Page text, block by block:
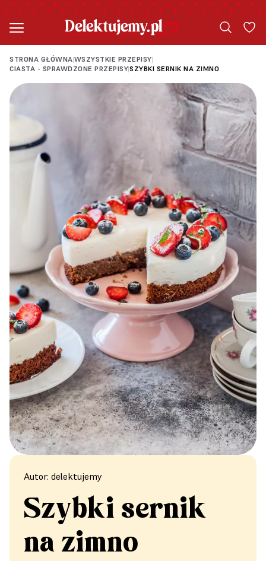
STRONA GŁÓWNA|WSZYSTKIE PRZEPISY|
CIASTA - SPRAWDZONE PRZEPISY|SZYBKI SERNIK NA ZIMNO
Autor: delektujemy
Szybki sernik
na zimno